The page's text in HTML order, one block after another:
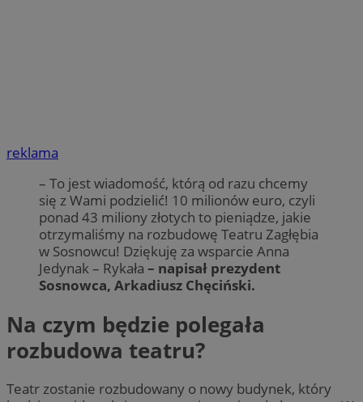
reklama
– To jest wiadomość, którą od razu chcemy
się z Wami podzielić! 10 milionów euro, czyli
ponad 43 miliony złotych to pieniądze, jakie
otrzymaliśmy na rozbudowę Teatru Zagłębia
w Sosnowcu! Dziękuję za wsparcie Anna
Jedynak – Rykała – napisał prezydent
Sosnowca, Arkadiusz Chęciński.
Na czym będzie polegała
rozbudowa teatru?
Teatr zostanie rozbudowany o nowy budynek, który